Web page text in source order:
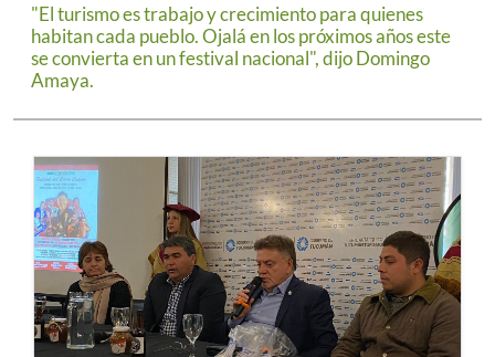
"El turismo es trabajo y crecimiento para quienes
habitan cada pueblo. Ojalá en los próximos años este
se convierta en un festival nacional", dijo Domingo
Amaya.